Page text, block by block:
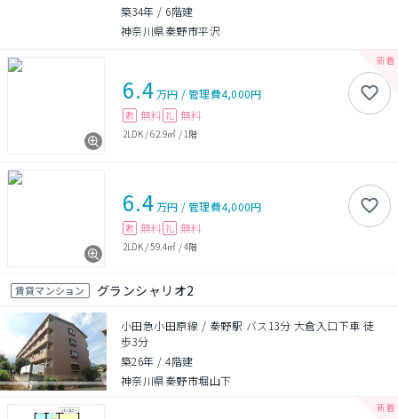
築34年 / 6階建
神奈川県秦野市平沢
6.4万円 /管理費4,000円
敷 無料 礼 無料
2LDK/62.9㎡ / 1階
6.4万円 /管理費4,000円
敷 無料 礼 無料
2LDK/59.4㎡ /4階
賃貸マンション グランシャリオ2
小田急小田原線 / 秦野駅 バス13分 大倉入口下車 徒
歩3分
築26年 /4階建
神奈川県秦野市堀山下